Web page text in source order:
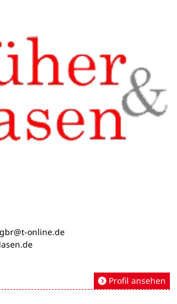
online.de
Profil ansehen